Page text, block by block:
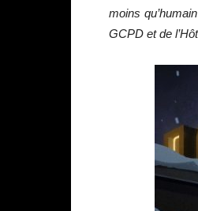
moins
GCPD et de